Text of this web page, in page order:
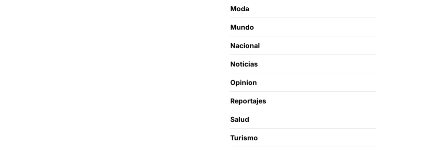
Moda
Mundo
Nacional
Noticias
Opinion
Reportajes
Salud
Turismo